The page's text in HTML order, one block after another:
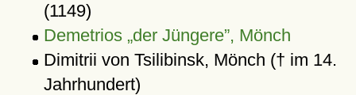
(1149)
Demetrios „der Jüngere”, Mönch
Dimitrii von Tsilibinsk, Mönch († im 14.
Jahrhundert)